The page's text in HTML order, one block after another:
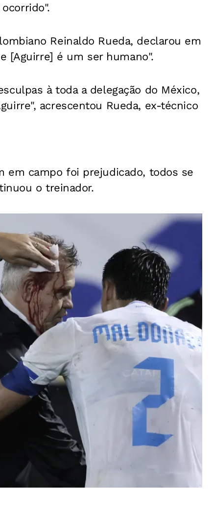
Reinaldo Rueda, declarou em
[Aguirre] é um ser humano".
à toda a delegação do México,
acrescentou Rueda, ex-técnico
em campo foi prejudicado, todos se
o treinador.